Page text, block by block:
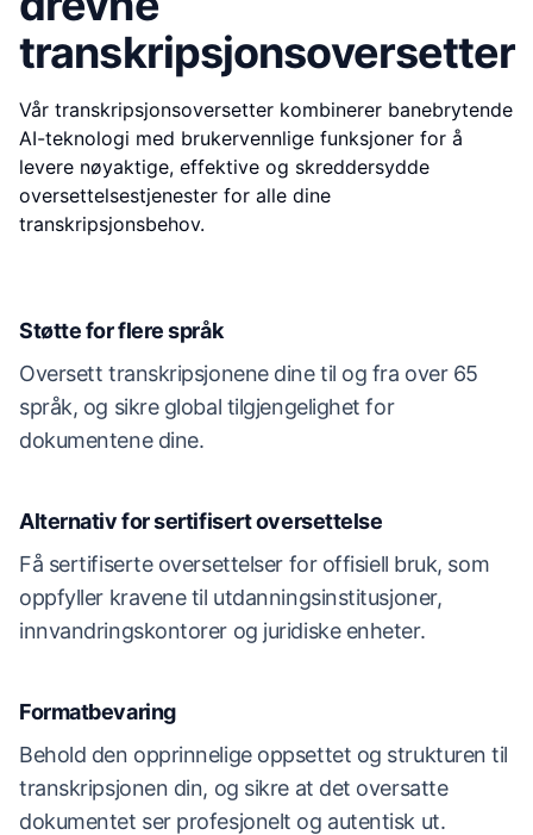
transkripsjonsoversetter
Vår transkripsjonsoversetter kombinerer banebrytende
AI-teknologi med brukervennlige funksjoner for å
levere nøyaktige, effektive og skreddersydde
oversettelsestjenester for alle dine
transkripsjonsbehov.
Støtte for flere språk
Oversett transkripsjonene dine til og fra over 65
språk, og sikre global tilgjengelighet for
dokumentene dine.
Alternativ for sertifisert oversettelse
Få sertifiserte oversettelser for offisiell bruk, som
oppfyller kravene til utdanningsinstitusjoner,
innvandringskontorer og juridiske enheter.
Formatbevaring
Behold den opprinnelige oppsettet og strukturen til
transkripsjonen din, og sikre at det oversatte
dokumentet ser profesjonelt og autentisk ut.